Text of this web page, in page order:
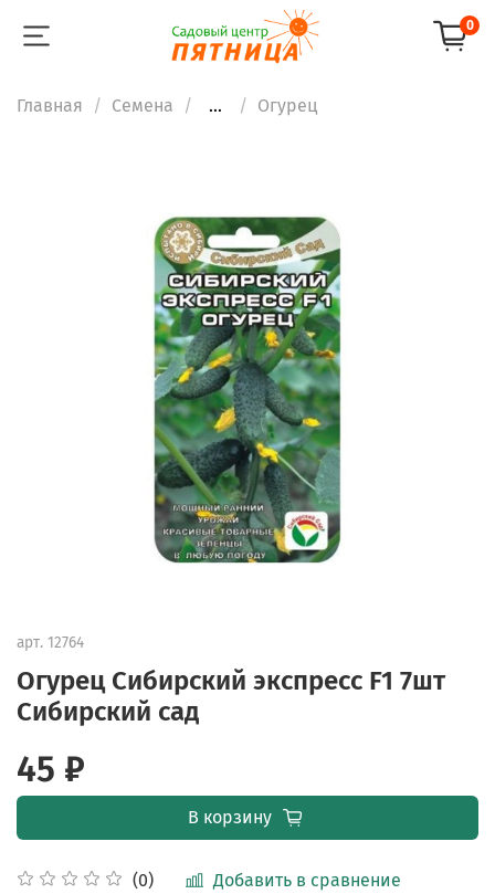
0
Главная Семена ... Огурец
арт. 12764
Огурец Сибирский экспресс F1 7шт
Сибирский сад
(0) Добавить в сравнение
45 ₽
В корзину